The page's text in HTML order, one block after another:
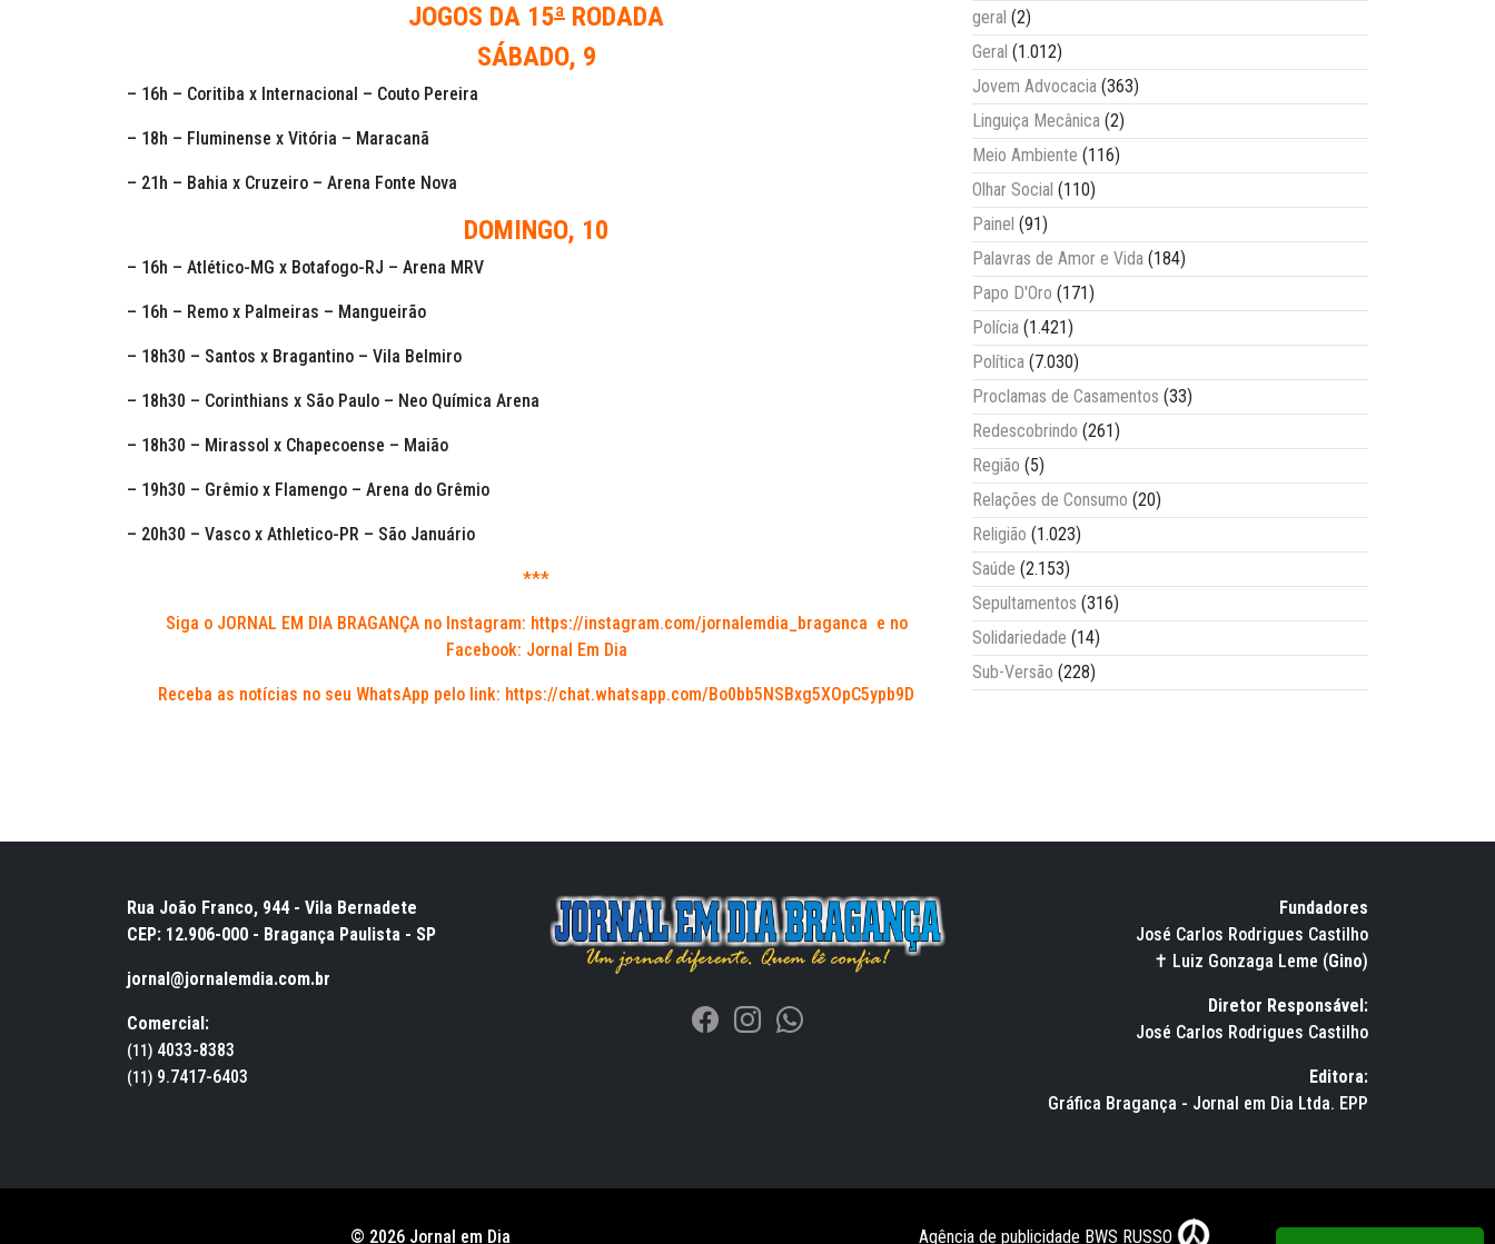
JOGOS DA 15ª RODADA
SÁBADO, 9
– 16h – Coritiba x Internacional – Couto Pereira
– 18h – Fluminense x Vitória – Maracanã
– 21h – Bahia x Cruzeiro – Arena Fonte Nova
DOMINGO, 10
– 16h – Atlético-MG x Botafogo-RJ – Arena MRV
– 16h – Remo x Palmeiras – Mangueirão
– 18h30 – Santos x Bragantino – Vila Belmiro
– 18h30 – Corinthians x São Paulo – Neo Química Arena
– 18h30 – Mirassol x Chapecoense – Maião
– 19h30 – Grêmio x Flamengo – Arena do Grêmio
– 20h30 – Vasco x Athletico-PR – São Januário
***
Siga o JORNAL EM DIA BRAGANÇA no Instagram: https://instagram.com/jornalemdia_braganca e no
Facebook: Jornal Em Dia
Receba as notícias no seu WhatsApp pelo link: https://chat.whatsapp.com/Bo0bb5NSBxg5XOpC5ypb9D
geral (2)
Geral (1.012)
Jovem Advocacia (363)
Linguiça Mecânica (2)
Meio Ambiente (116)
Olhar Social (110)
Painel (91)
Palavras de Amor e Vida (184)
Papo D'Oro (171)
Polícia (1.421)
Política (7.030)
Proclamas de Casamentos (33)
Redescobrindo (261)
Região (5)
Relações de Consumo (20)
Religião (1.023)
Saúde (2.153)
Sepultamentos (316)
Solidariedade (14)
Sub-Versão (228)
Rua João Franco, 944 - Vila Bernadete
CEP: 12.906-000 - Bragança Paulista - SP
jornal@jornalemdia.com.br
Comercial:
(11) 4033-8383
(11) 9.7417-6403
Fundadores
José Carlos Rodrigues Castilho
✝ Luiz Gonzaga Leme (Gino)
Diretor Responsável:
José Carlos Rodrigues Castilho
Editora:
Gráfica Bragança - Jornal em Dia Ltda. EPP
© 2026 Jornal em Dia Agência de publicidade BWS RUSSO